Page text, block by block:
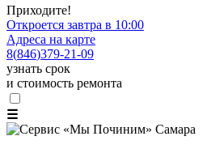
Приходите!
Откроется завтра в 10:00
Адреса на карте
8(846)379-21-09
узнать срок
и стоимость ремонта
☰